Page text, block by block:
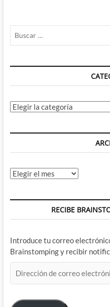
Categorías
Archivos
RECIBE
Introduce tu correo
Brainstomping y recibir
de
electrónico